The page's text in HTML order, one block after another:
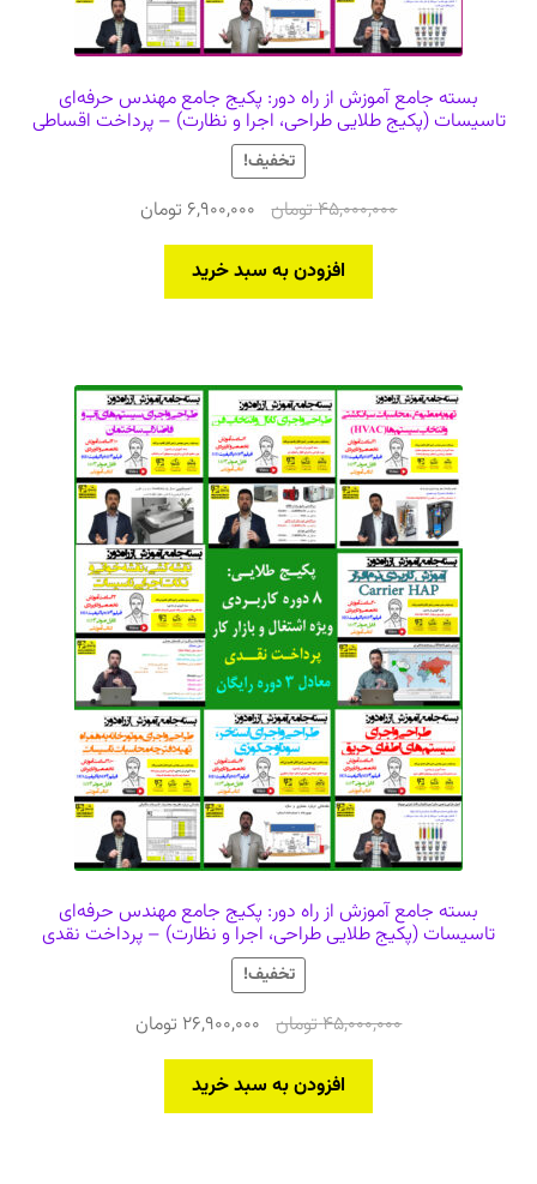
بسته جامع آموزش از راه دور: پکیج جامع مهندس حرفه‌ای
تاسیسات (پکیج طلایی طراحی، اجرا و نظارت) – پرداخت اقساطی
تخفیف!
45,000,000تومان قیمت
اصلی
بود.
6,900,000 تومان
افزودن به سبد خرید
بسته جامع آموزش از راه دور: پکیج جامع مهندس حرفه‌ای
تاسیسات (پکیج طلایی طراحی، اجرا و نظارت) – پرداخت نقدی
تخفیف!
45,000,000تومان قیمت
اصلی
45,000,000 تومان
بود.
26,900,000 تومان
افزودن به سبد خرید